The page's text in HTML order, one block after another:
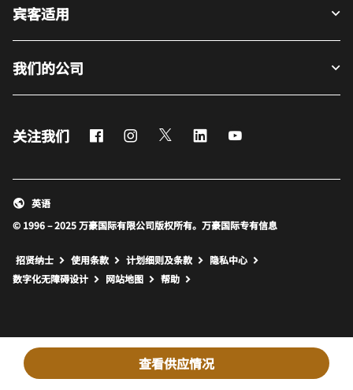
查看供应情况
宾客适用
我们的公司
关注我们 FacebookInstagram
Twitter LinkedIn
© 1996 – 2025 万豪国际有限公司版权所有。万豪国际专有信息
英语
招贤纳士 使用条款 计划细则及条款
隐私中心
数字化无障碍设计
网站地图 打开新窗口
帮助